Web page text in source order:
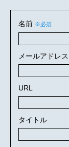
名前 ※必須
メールアドレス
URL
タイトル